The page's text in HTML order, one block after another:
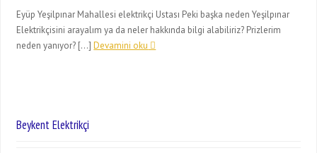
Eyüp Yeşilpınar Mahallesi elektrikçi Ustası Peki başka neden Yeşilpınar
Elektrikçisini arayalım ya da neler hakkında bilgi alabiliriz? Prizlerim
neden yanıyor? […]Devamini oku
Beykent Elektrikçi